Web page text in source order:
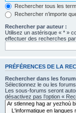
Rechercher tous les
Rechercher n’importe
Rechercher par auteur :
Utilisez un astérisque « * »
effectuer des recherches
PRÉFÉRENCES DE LA
Rechercher dans les
Sélectionnez le ou les
Les sous-forums seront
désactivez pas l’option «